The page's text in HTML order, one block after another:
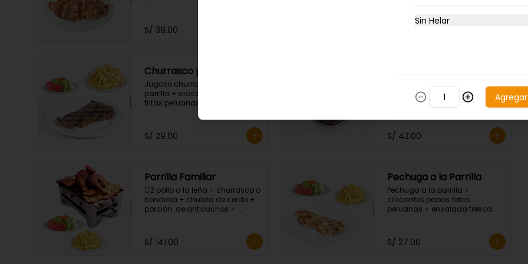
S/ 39.00
Churrasco parrillero
Jugoso churrasco de res a la
parrilla + crocantes papas
fritas peruanas + ensalada
S/ 29.00
crocantes papas fritas
peruanas + ensalada fresca.
S/ 43.00
Parrilla Familiar
1/2 pollo a la leña + churrasco o
bondiola + chuleta de cerdo +
porción  de anticuchos +
peruanas + ensalada fresca.
S/ 141.00
Pechuga a la Parrilla
Pechuga a la parrilla +
crocantes papas fritas
peruanas + ensalada fresca.
S/ 27.00
Sin Helar
Agregar